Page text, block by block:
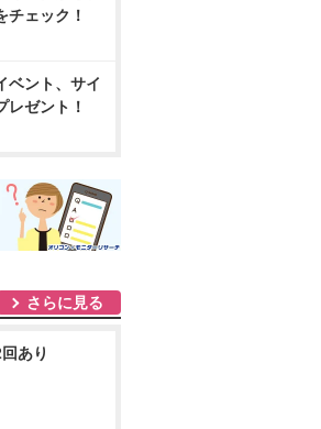
チェック！
ベント、サイ
レゼント！
さらに見る
あり